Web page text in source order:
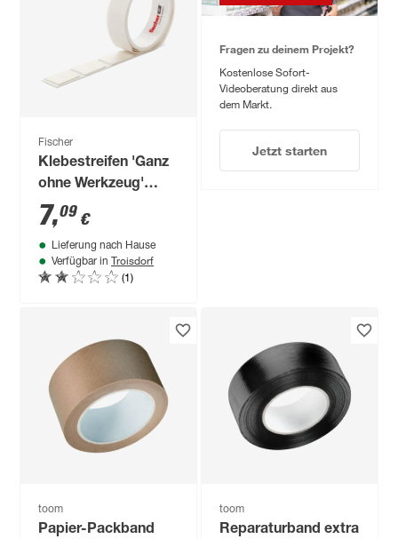
Fischer
Klebestreifen 'Ganz
ohne Werkzeug'
doppelseitig 19
Stück
7,09 €
Lieferung nach Hause
Verfügbar in Troisdorf
(1)
Fragen zu deinem Projekt?
Kostenlose Sofort-
Videoberatung direkt aus
dem Markt.
Jetzt starten
toom
Papier-Packband
toom
Reparaturband extra